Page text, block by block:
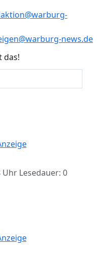
news.de
das!
Uhr Lesedauer: 0